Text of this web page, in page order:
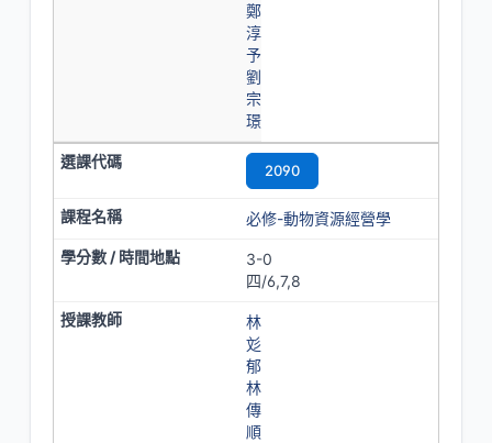
鄭
淳
予
劉
宗
璟
2090
必修-動物資源經營學
3-0
四/6,7,8
林
彣
郁
林
傳
順